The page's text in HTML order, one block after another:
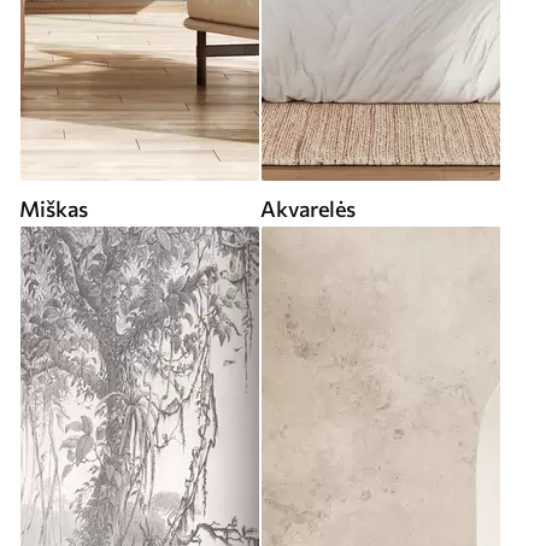
Miškas Akvarelės